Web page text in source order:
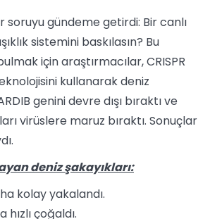
soruyu gündeme getirdi: Bir canlı
sistemini baskılasın? Bu
için araştırmacılar, CRISPR
kullanarak deniz
genini devre dışı bıraktı ve
virüslere maruz bıraktı. Sonuçlar
deniz şakayıkları:
kolay yakalandı.
çoğaldı.